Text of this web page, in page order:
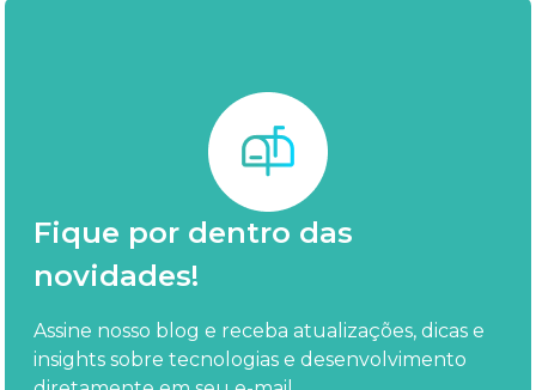
Fique por dentro das
novidades!
Assine nosso blog e receba atualizações, dicas e
insights sobre tecnologias e desenvolvimento